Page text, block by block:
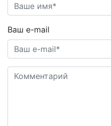
Ваш e-mail